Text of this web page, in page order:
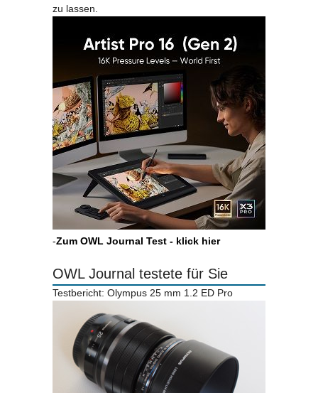
zu lassen.
-Zum OWL Journal Test - klick hier
OWL Journal testete für Sie
Testbericht: Olympus 25 mm 1.2 ED Pro